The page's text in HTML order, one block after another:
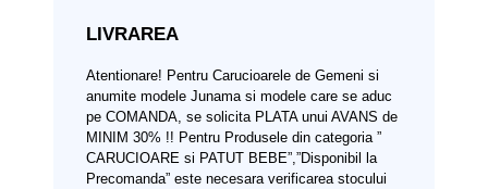
LIVRAREA
Atentionare! Pentru Carucioarele de Gemeni si
anumite modele Junama si modele care se aduc
pe COMANDA, se solicita PLATA unui AVANS de
MINIM 30% !! Pentru Produsele din categoria ”
CARUCIOARE si PATUT BEBE”,”Disponibil la
Precomanda” este necesara verificarea stocului